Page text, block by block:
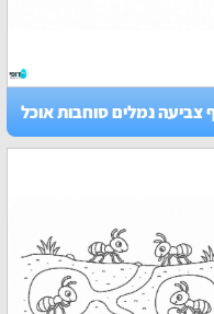
צביעה נמלים סוחבות אוכל